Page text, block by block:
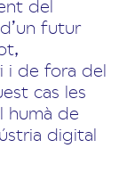
del
futur
i de fora del
cas les
humà de
digital